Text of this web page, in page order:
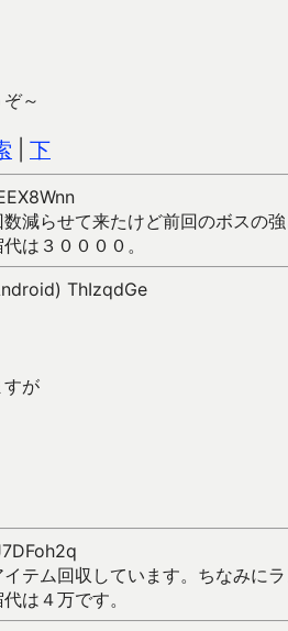
～
下
減らせて来たけど前回のボスの
は３００００。
ThIzqdGe
すが
テム回収しています。ちなみに
は４万です。